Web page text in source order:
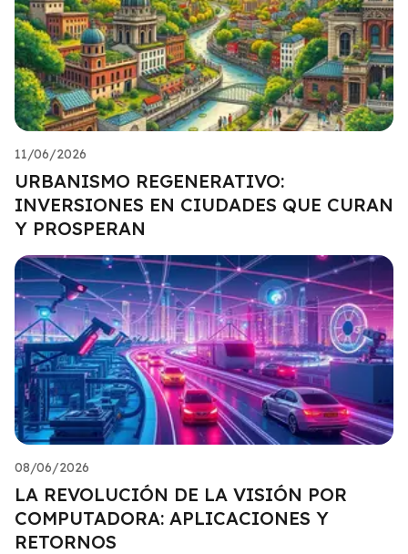
11/06/2026
URBANISMO REGENERATIVO:
INVERSIONES EN CIUDADES QUE CURAN
Y PROSPERAN
08/06/2026
LA REVOLUCIÓN DE LA VISIÓN POR
COMPUTADORA: APLICACIONES Y
RETORNOS